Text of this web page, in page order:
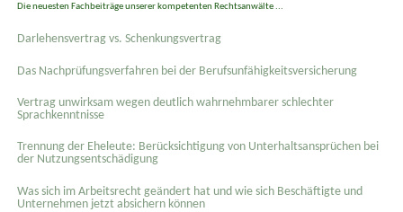
Die neuesten Fachbeiträge unserer kompetenten Rechtsanwälte ...
Darlehensvertrag vs. Schenkungsvertrag
Das Nachprüfungsverfahren bei der Berufsunfähigkeitsversicherung
Vertrag unwirksam wegen deutlich wahrnehmbarer schlechter
Sprachkenntnisse
Trennung der Eheleute: Berücksichtigung von Unterhaltsansprüchen bei
der Nutzungsentschädigung
Was sich im Arbeitsrecht geändert hat und wie sich Beschäftigte und
Unternehmen jetzt absichern können